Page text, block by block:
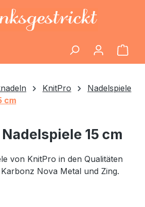
KnitPro
Nadelspiele
cm
15 cm
von KnitPro in den Qualitäten
Nova Metal und Zing.